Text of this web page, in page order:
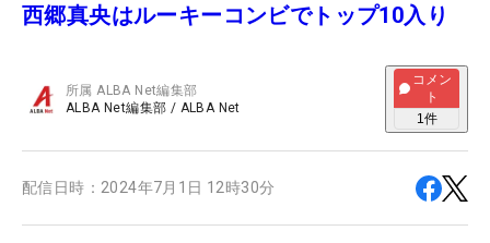
西郷真央はルーキーコンビでトップ10入り
所属ALBA Net編集部
ALBA Net編集部 / ALBA Net
コメン
ト
1件
配信日時： 2024年7月1日 12時30分